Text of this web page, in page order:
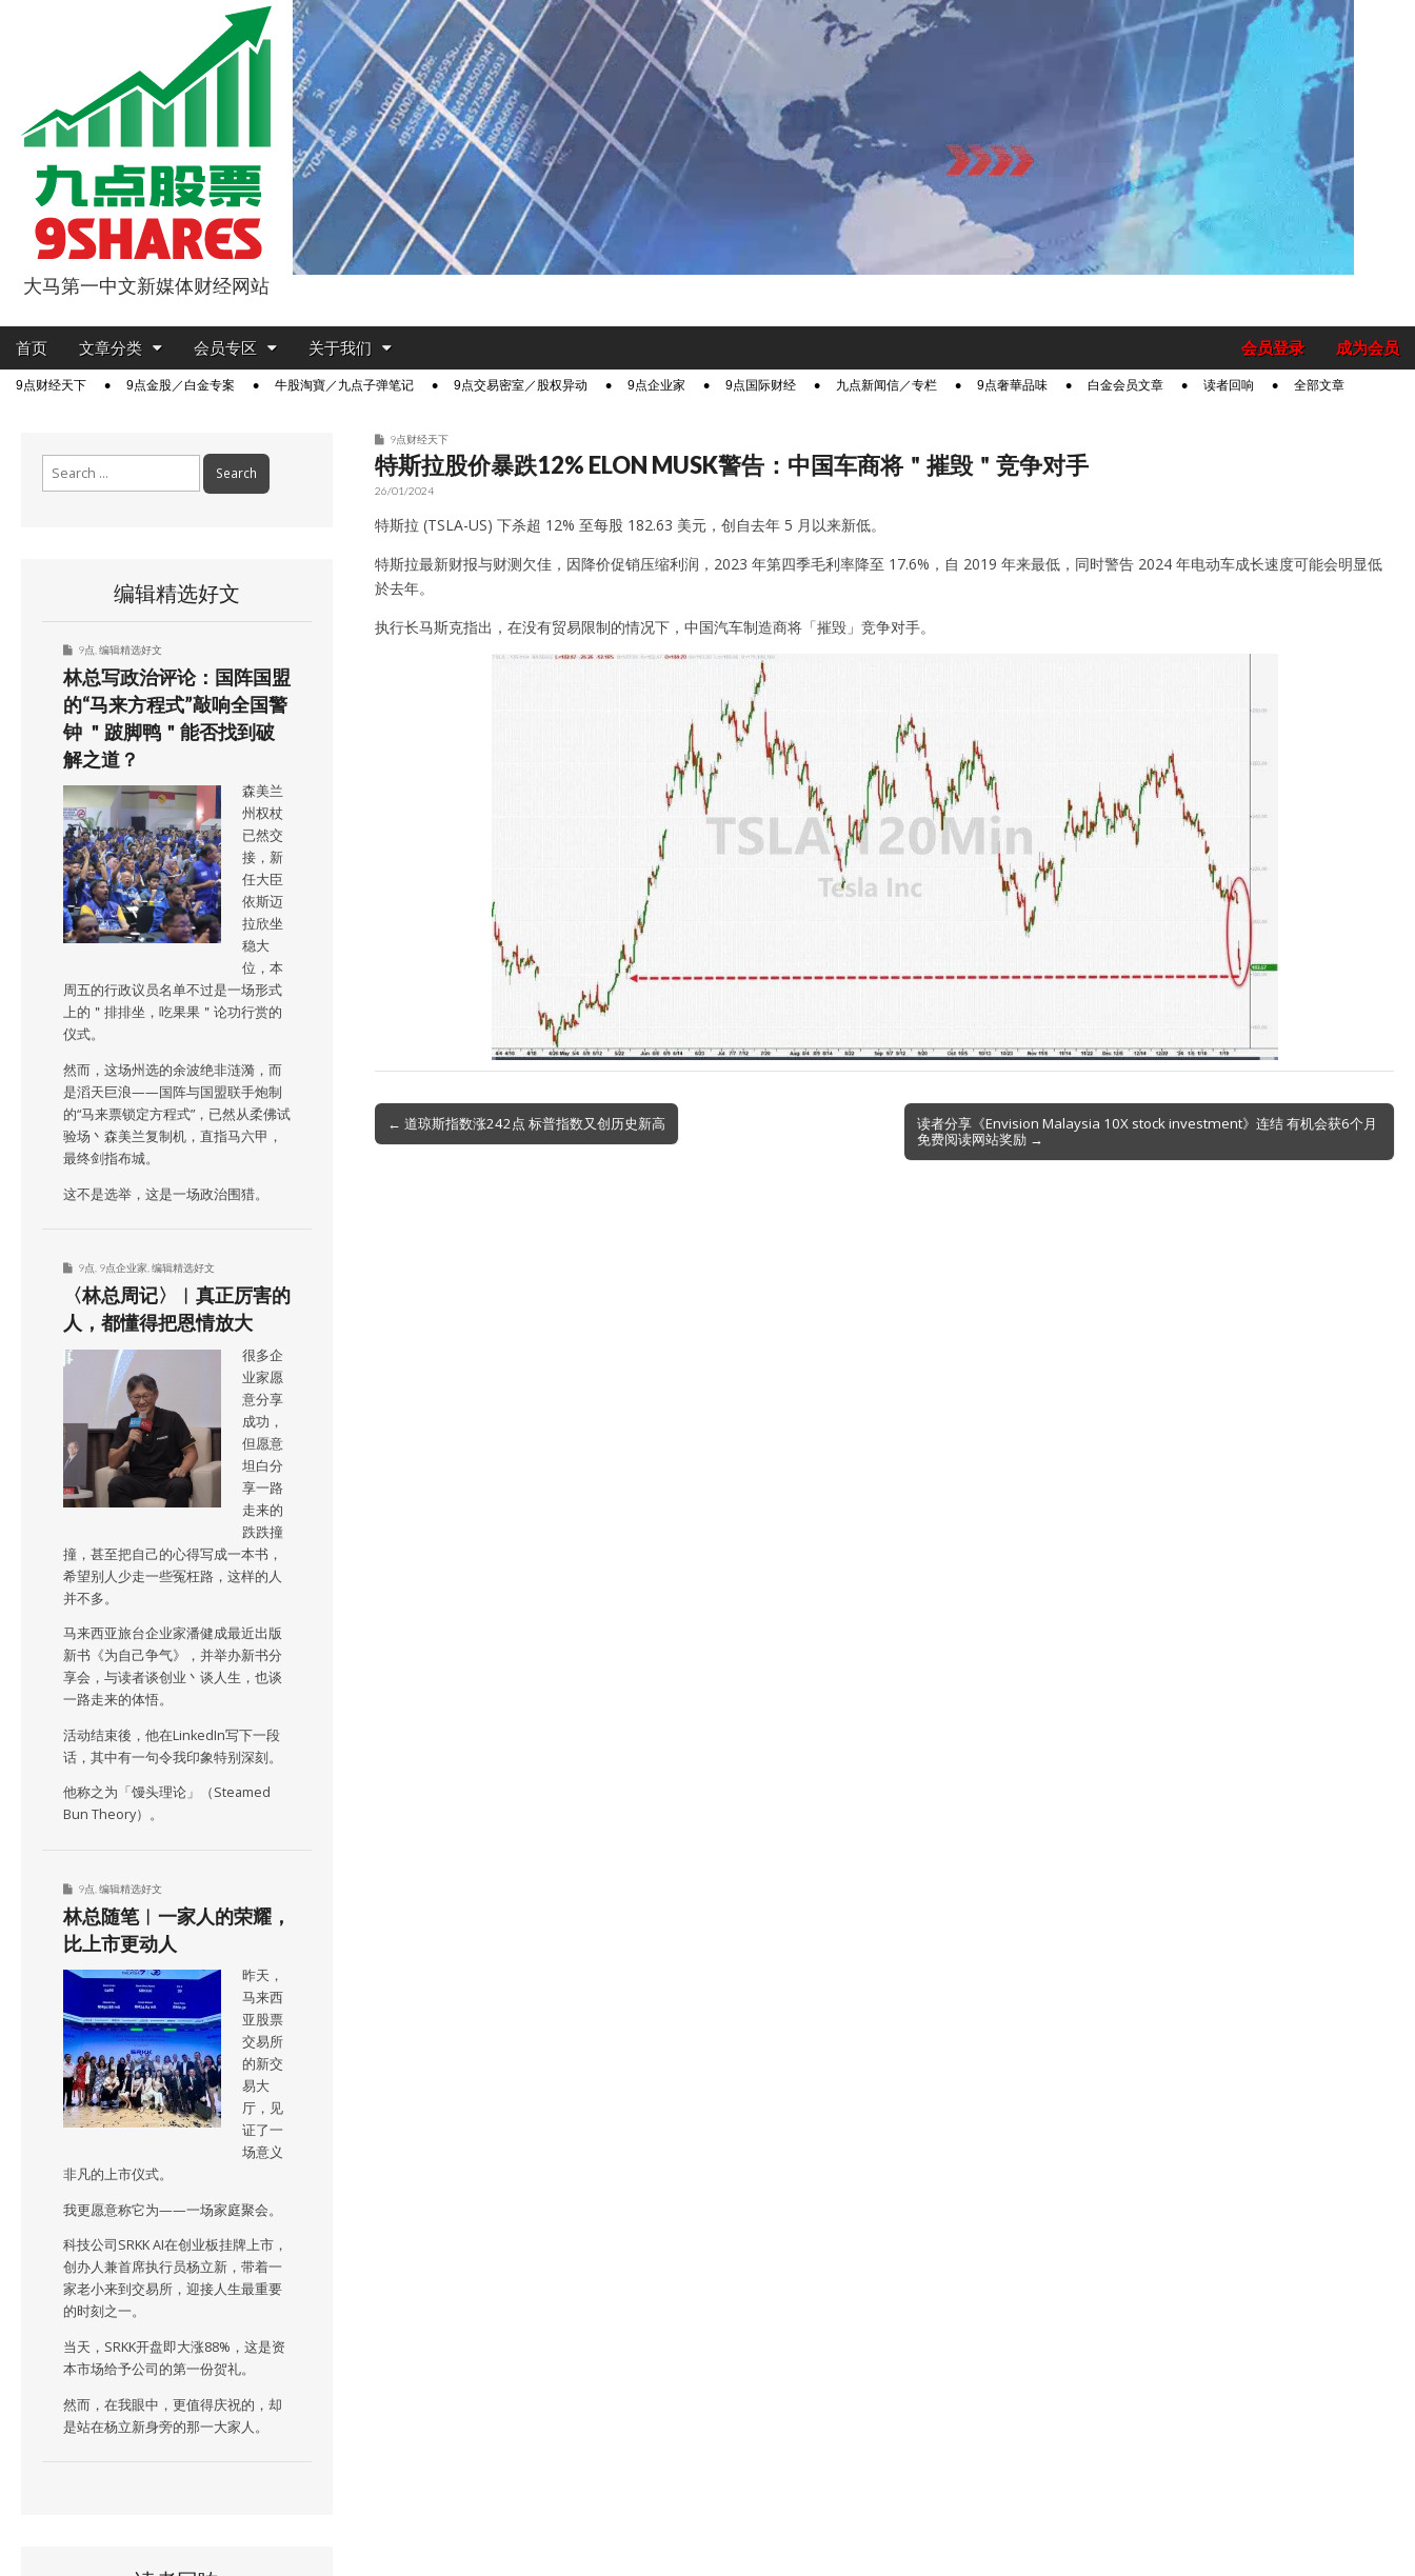
9点股票
大马第一中文新媒体财经网站
Main
Skip
content
首页 文章分类 会员专区 关于我们 成为会员
会员登录
Sub9点财经天下 9点金股／白金专案 牛股淘寶／九点子弹笔记 9点交易密室／股权异动 9点企业家 9点国际财经 九点新闻信／专栏 9点奢華品味 白金会员文章 读者回响 全部文章
9点财经天下
特斯拉股价暴跌12% ELON MUSK警告：中国车商将＂摧毁＂竞争对手
26/01/2024
特斯拉 (TSLA-US) 下杀超 12% 至每股 182.63 美元，创自去年 5 月以来新低。
特斯拉最新财报与财测欠佳，因降价促销压缩利润，2023 年第四季毛利率降至 17.6%，自 2019 年来最低，同时警告 2024 年电动车成长速度可能会明显低
於去年。
执行长马斯克指出，在没有贸易限制的情况下，中国汽车制造商将「摧毁」竞争对手。
Post
navigation
← 道琼斯指数涨242点 标普指数又创历史新高
读者分享《Envision Malaysia 10X stock investment》连结 有机会获6个月
免费阅读网站奖励 →
编辑精选好文
9点 编辑精选好文
林总写政治评论：国阵国盟
的“马来方程式”敲响全国警
钟 ＂跛脚鸭＂能否找到破
解之道？
森美兰
州权杖
已然交
接，新
任大臣
依斯迈
拉欣坐
稳大
位，本
周五的行政议员名单不过是一场形式
上的＂排排坐，吃果果＂论功行赏的
仪式。
然而，这场州选的余波绝非涟漪，而
是滔天巨浪——国阵与国盟联手炮制
的“马来票锁定方程式”，已然从柔佛试
验场丶森美兰复制机，直指马六甲，
最终剑指布城。
这不是选举，这是一场政治围猎。
9点 9点企业家 编辑精选好文
〈林总周记〉︱真正厉害的
人，都懂得把恩情放大
很多企
业家愿
意分享
成功，
但愿意
坦白分
享一路
走来的
跌跌撞
撞，甚至把自己的心得写成一本书，
希望别人少走一些冤枉路，这样的人
并不多。
马来西亚旅台企业家潘健成最近出版
新书《为自己争气》，并举办新书分
享会，与读者谈创业丶谈人生，也谈
一路走来的体悟。
活动结束後，他在LinkedIn写下一段
话，其中有一句令我印象特别深刻。
他称之为「馒头理论」（Steamed
Bun Theory）。
9点 编辑精选好文
林总随笔︱一家人的荣耀，
比上市更动人
昨天，
马来西
亚股票
交易所
的新交
易大
厅，见
证了一
场意义
非凡的上市仪式。
我更愿意称它为——一场家庭聚会。
科技公司SRKK AI在创业板挂牌上市，
创办人兼首席执行员杨立新，带着一
家老小来到交易所，迎接人生最重要
的时刻之一。
当天，SRKK开盘即大涨88%，这是资
本市场给予公司的第一份贺礼。
然而，在我眼中，更值得庆祝的，却
是站在杨立新身旁的那一大家人。